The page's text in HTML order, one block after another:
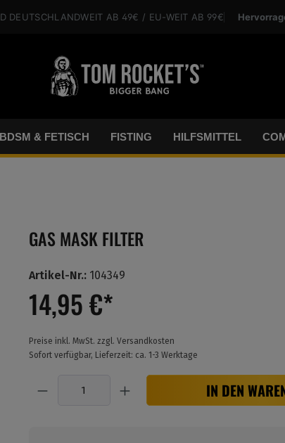
DEUTSCHLANDWEIT AB 49€ / EU-WEIT AB 99€
BDSM & FETISCH FISTING HILFSMITTEL
GAS MASK FILTER
Artikel-Nr.: 104349
14,95 €*
Preise inkl. MwSt. zzgl. Versandkosten
Sofort verfügbar, Lieferzeit: ca. 1-3 Werktage
IN DEN